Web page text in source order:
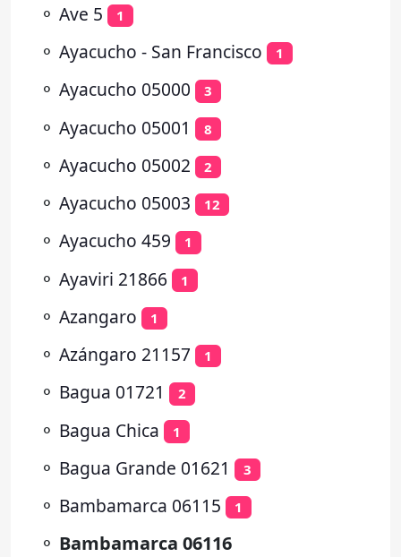
⚬ Ave 5 1
⚬ Ayacucho - San Francisco 1
⚬ Ayacucho 05000 3
⚬ Ayacucho 05001 8
⚬ Ayacucho 05002 2
⚬ Ayacucho 05003 12
⚬ Ayacucho 459 1
⚬ Ayaviri 21866 1
⚬ Azangaro 1
⚬ Azángaro 21157 1
⚬ Bagua 01721 2
⚬ Bagua Chica 1
⚬ Bagua Grande 01621 3
⚬ Bambamarca 06115 1
⚬ Bambamarca 06116